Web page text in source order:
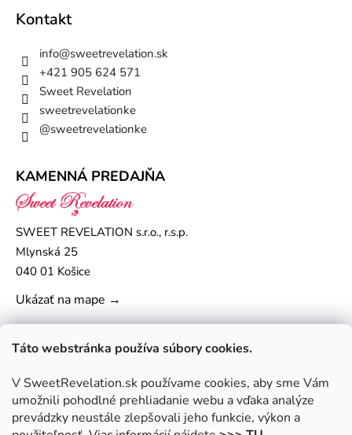
Táto webstránka používa súbory cookies.
V SweetRevelation.sk používame cookies, aby sme Vám
umožnili pohodlné prehliadanie webu a vďaka analýze
prevádzky neustále zlepšovali jeho funkcie, výkon a
Kontakt
info@sweetrevelation.sk
+421 905 624 571
Sweet Revelation
sweetrevelationke
@sweetrevelationke
KAMENNÁ PREDAJŇA
SWEET REVELATION s.r.o., r.s.p.
Mlynská 25
040 01 Košice
Ukázať na mape →